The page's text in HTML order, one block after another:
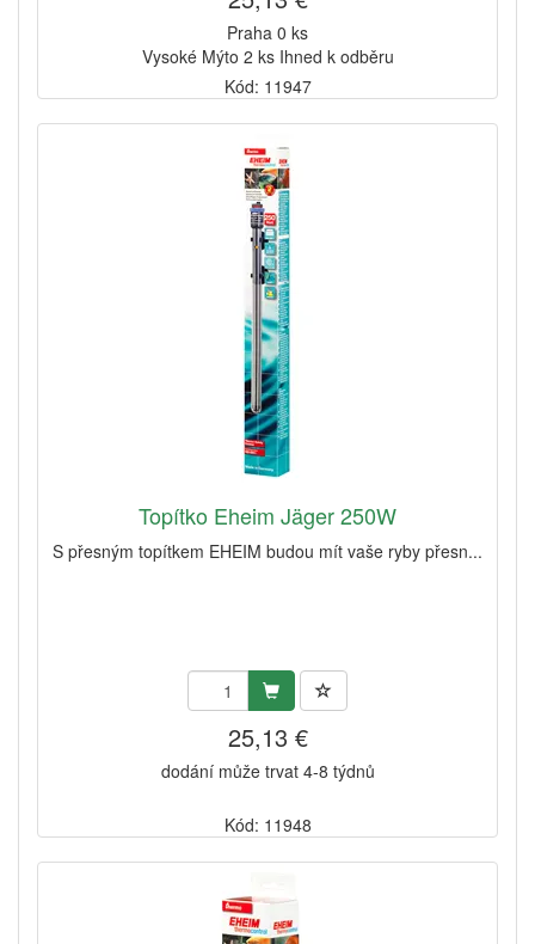
Praha 0 ks
Vysoké Mýto 2 ks Ihned k odběru
Kód: 11947
Topítko Eheim Jäger 250W
S přesným topítkem EHEIM budou mít vaše ryby přesn...
25,13 €
dodání může trvat 4-8 týdnů
Kód: 11948